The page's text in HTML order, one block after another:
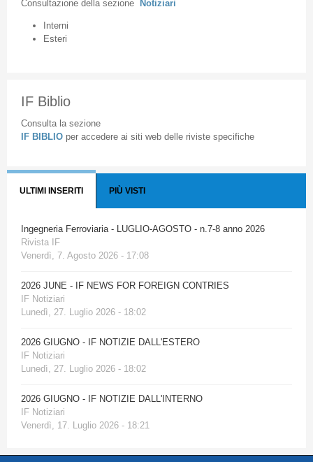
Consultazione della sezione Notiziari
Interni
Esteri
IF Biblio
Consulta la sezione
IF BIBLIO per accedere ai siti web delle riviste specifiche
ULTIMI INSERITI PIÙ VISTI
Ingegneria Ferroviaria - LUGLIO-AGOSTO - n.7-8 anno 2026
Rivista IF
Venerdì, 7. Agosto 2026 - 17:08
2026 JUNE - IF NEWS FOR FOREIGN CONTRIES
IF Notiziari
Lunedì, 27. Luglio 2026 - 18:02
2026 GIUGNO - IF NOTIZIE DALL'ESTERO
IF Notiziari
Lunedì, 27. Luglio 2026 - 18:02
2026 GIUGNO - IF NOTIZIE DALL'INTERNO
IF Notiziari
Venerdì, 17. Luglio 2026 - 18:21